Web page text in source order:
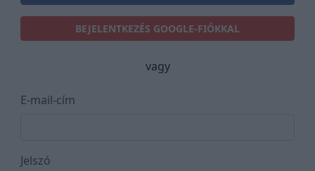
BEJELENTKEZÉS GOOGLE-FIÓKKAL
vagy
E-mail-cím
Jelszó